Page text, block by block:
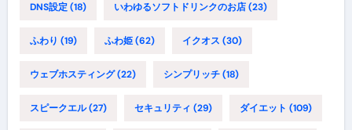
DNS設定(18) いわゆるソフトドリンクのお店(23)
ふわり (19) ふわ姫(62) イクオス (30)
ウェブホスティング(22) シンプリッチ(18)
スピークエル(27) セキュリティ (29) ダイエット (109)